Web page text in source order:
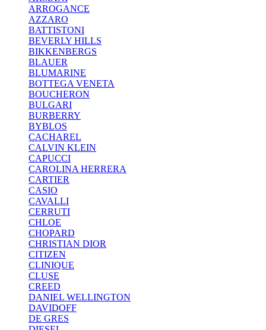
ARROGANCE
AZZARO
BATTISTONI
BEVERLY HILLS
BIKKENBERGS
BLAUER
BLUMARINE
BOTTEGA VENETA
BOUCHERON
BULGARI
BURBERRY
BYBLOS
CACHAREL
CALVIN KLEIN
CAPUCCI
CAROLINA HERRERA
CARTIER
CASIO
CAVALLI
CERRUTI
CHLOE
CHOPARD
CHRISTIAN DIOR
CITIZEN
CLINIQUE
CLUSE
CREED
DANIEL WELLINGTON
DAVIDOFF
DE GRES